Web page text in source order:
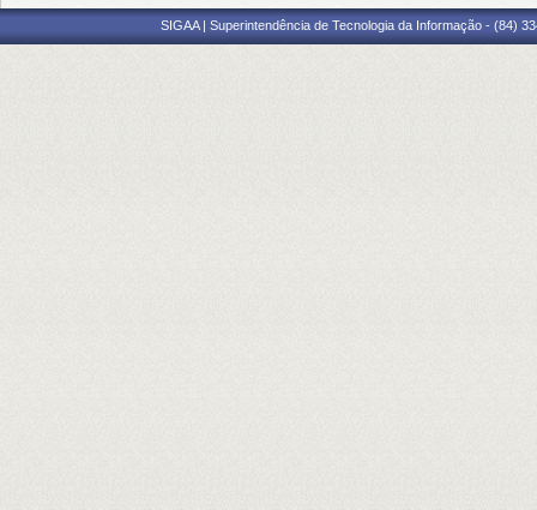
SIGAA | Superintendência de Tecnologia da Informação - (84)